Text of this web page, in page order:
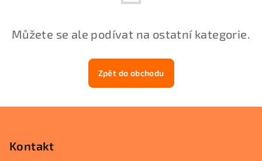
Můžete se ale podívat na ostatní kategorie.
Zpět do obchodu
Kontakt